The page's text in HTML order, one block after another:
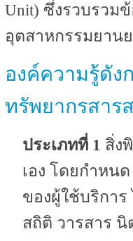
Unit) ซึ่งรวบรวม
อุตสาหกรรมยาน
องค์ความรู้ดั
ทรัพยากรสาร
ประเภทที่ 1 สิ่ง
เอง โดยกำหน
ของผู้ใช้บริกา
สถิติ วารสาร